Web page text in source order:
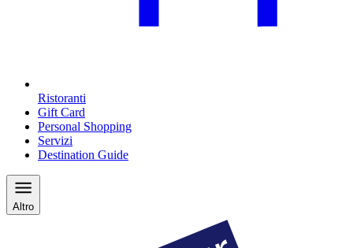
Ristoranti
Gift Card
Personal Shopping
Servizi
Destination Guide
Altro